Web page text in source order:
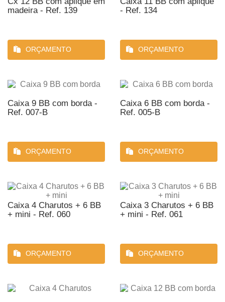
madeira - Ref. 139
ORÇAMENTO
- Ref. 134
ORÇAMENTO
Caixa 9 BB com borda -
Ref. 007-B
ORÇAMENTO
Caixa 6 BB com borda -
Ref. 005-B
ORÇAMENTO
Caixa 4 Charutos + 6 BB
+ mini - Ref. 060
ORÇAMENTO
Caixa 3 Charutos + 6 BB
+ mini - Ref. 061
ORÇAMENTO